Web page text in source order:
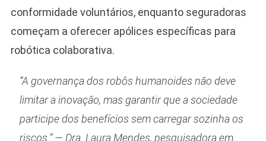
conformidade voluntários, enquanto seguradoras
começam a oferecer apólices específicas para
robótica colaborativa.
“A governança dos robôs humanoides não deve
limitar a inovação, mas garantir que a sociedade
participe dos benefícios sem carregar sozinha os
riscos.” — Dra. Laura Mendes, pesquisadora em